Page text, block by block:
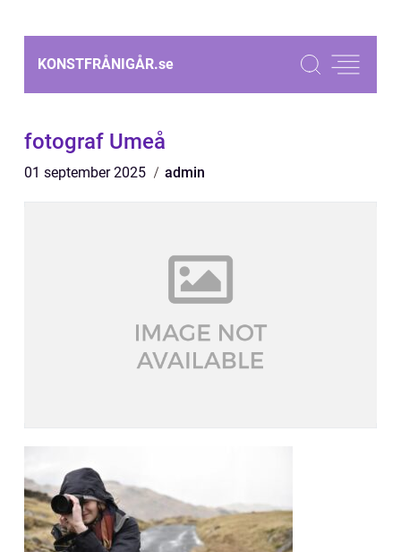
KONSTFRÅNIGÅR.se
fotograf Umeå
01 september 2025 admin